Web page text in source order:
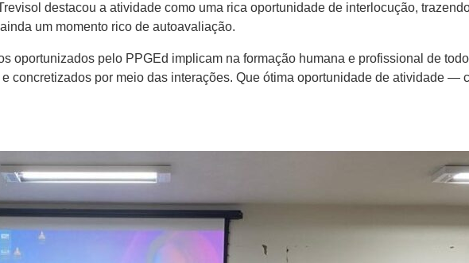
destacou a atividade como uma rica oportunidade de interlocução,
um momento rico de autoavaliação.
oportunizados pelo PPGEd implicam na formação humana e profissional de
concretizados por meio das interações. Que ótima oportunidade de atividade —